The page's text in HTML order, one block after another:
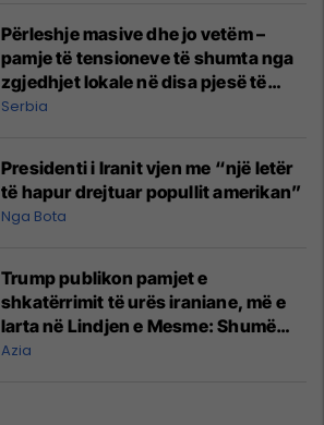
Përleshje masive dhe jo vetëm –
pamje të tensioneve të shumta nga
zgjedhjet lokale në disa pjesë të
Serbisë
Serbia
Presidenti i Iranit vjen me “një letër
të hapur drejtuar popullit amerikan”
Nga Bota
Trump publikon pamjet e
shkatërrimit të urës iraniane, më e
larta në Lindjen e Mesme: Shumë
gjëra të tjera do të pasojnë
Azia